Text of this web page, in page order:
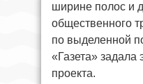
ширине полос и
общественного
по выделенной
«Газета» задала
проекта.